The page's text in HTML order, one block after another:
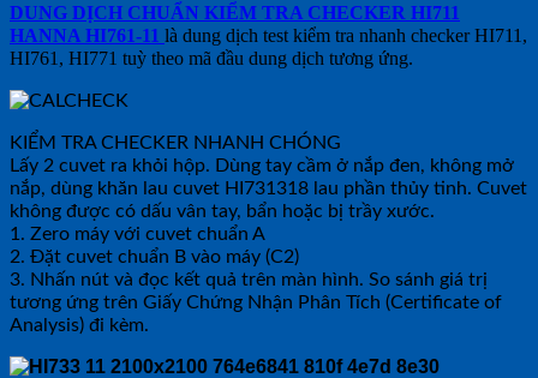
DUNG DỊCH CHUẨN KIỂM TRA CHECKER HI711
HANNA HI761-11 là dung dịch test kiểm tra nhanh checker HI711,
HI761, HI771 tuỳ theo mã đầu dung dịch tương ứng.
KIỂM TRA CHECKER NHANH CHÓNG
Lấy 2 cuvet ra khỏi hộp. Dùng tay cầm ở nắp đen, không mở
nắp, dùng khăn lau cuvet HI731318 lau phần thủy tinh. Cuvet
không được có dấu vân tay, bẩn hoặc bị trầy xước.
1. Zero máy với cuvet chuẩn A
2. Đặt cuvet chuẩn B vào máy (C2)
3. Nhấn nút và đọc kết quả trên màn hình. So sánh giá trị
tương ứng trên Giấy Chứng Nhận Phân Tích (Certificate of
Analysis) đi kèm.